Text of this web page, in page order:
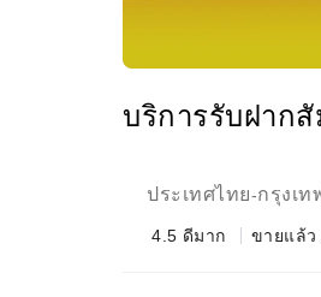
บริการรับฝาก
ประเทศไทย-กรุงเ
4.5 ดีมาก ขายแล้ว